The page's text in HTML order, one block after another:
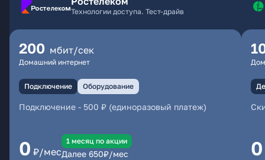
Технологии доступа. Тест-драйв
200 мбит/сек
Домашний интернет
Подключение Оборудование
Подключение - 500 ₽ (единоразовый платеж)
0 ₽/мес
1 месяц по акции
Далее 650₽/мес 0